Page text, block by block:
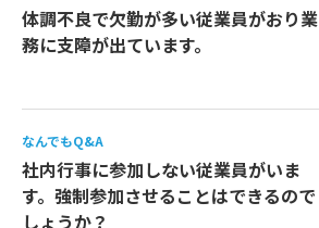
体調不良で欠勤が多い従業員がおり業
務に支障が出ています。
なんでもQ&A
社内行事に参加しない従業員がいま
す。強制参加させることはできるので
しょうか？